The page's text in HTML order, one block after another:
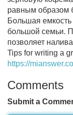
равным образом
Большая
большой семьи.
позволяет
Tips for writing a
https://
Comments
Submit a